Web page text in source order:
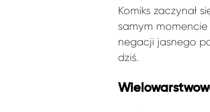
Komiks zaczynał
samym momencie
negacji jasnego
dziś.